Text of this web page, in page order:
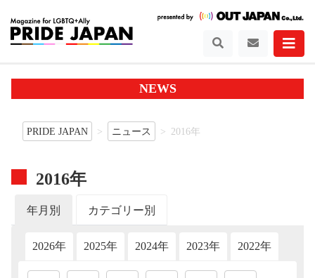
NEWS
PRIDE JAPAN ニュース 2016年
2016年
年月別 カテゴリー別
2026年 2025年 2024年 2023年 2022年